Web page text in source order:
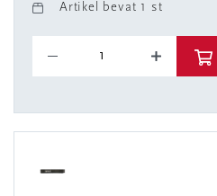
Artikel bevat 1 st